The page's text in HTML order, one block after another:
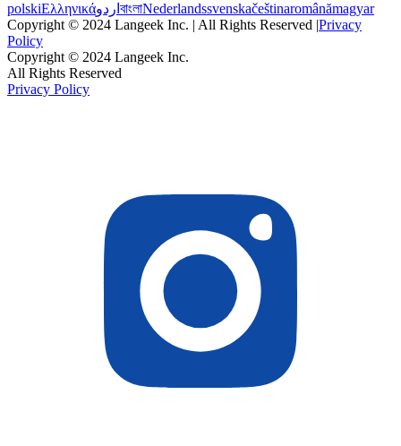
polskiΕλληνικάاردو বাংলাNederlandssvenskačeštinaromânămagyar
Copyright © 2024 Langeek Inc. | All Rights Reserved |Privacy
Policy
Copyright © 2024 Langeek Inc.
All Rights Reserved
Privacy Policy